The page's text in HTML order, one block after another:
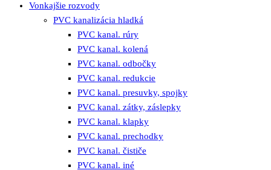
Vonkajšie rozvody
PVC kanalizácia hladká
PVC kanal. rúry
PVC kanal. kolená
PVC kanal. odbočky
PVC kanal. redukcie
PVC kanal. presuvky, spojky
PVC kanal. zátky, záslepky
PVC kanal. klapky
PVC kanal. prechodky
PVC kanal. čističe
PVC kanal. iné